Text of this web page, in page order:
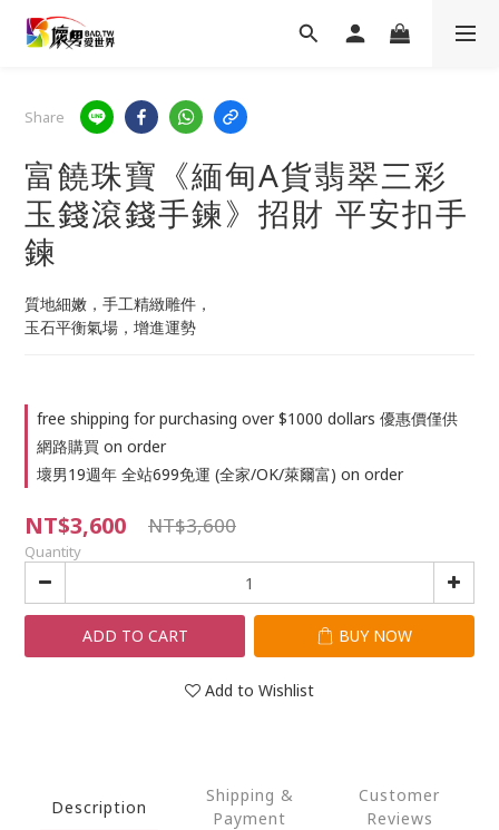
Share
富饒珠寶《緬甸A貨翡翠三彩
玉錢滾錢手鍊》招財 平安扣手
鍊
質地細嫩，手工精緻雕件，
玉石平衡氣場，增進運勢
free shipping for purchasing over $1000 dollars 優惠價僅供
網路購買 on order
壞男19週年 全站699免運 (全家/OK/萊爾富) on order
NT$3,600 NT$3,600
Quantity
ADD TO CART BUY NOW
Add to Wishlist
Description
Shipping &
Payment
Customer
Reviews